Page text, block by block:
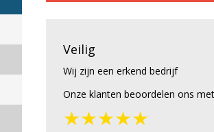
Veilig
Wij zijn een erkend bedrijf
Onze klanten beoordelen ons
★★★★★